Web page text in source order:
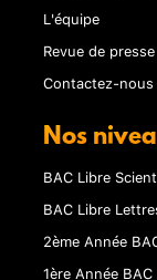
L'équipe
Revue de presse
Contactez-nous
Nos
BAC Libre
BAC Libre
2ème Année
1ère Année BAC